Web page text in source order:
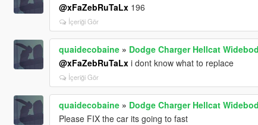
@xFaZebRuTaLx196
İçeriği Gör
quaidecobaine» Dodge Charger Hellcat
@xFaZebRuTaLxi dont know what to replace
İçeriği Gör
quaidecobaine» Dodge Charger Hellcat
Please FIX the car its going to fast